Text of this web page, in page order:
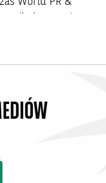
kampanię
europejskich
współpracę z